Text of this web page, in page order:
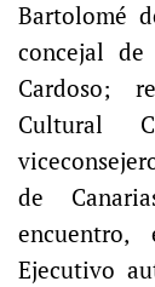
Bartolomé
concejal de
Cardoso;
Cultural
de
Ejecutivo